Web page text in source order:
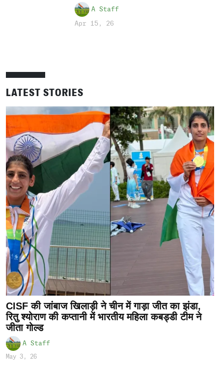
A Staff
Apr 15, 26
LATEST STORIES
CISF की जांबाज खिलाड़ी ने चीन में गाड़ा जीत का झंडा,
रितु श्योराण की कप्तानी में भारतीय महिला कबड्डी टीम ने
जीता गोल्ड
A Staff
May 3, 26